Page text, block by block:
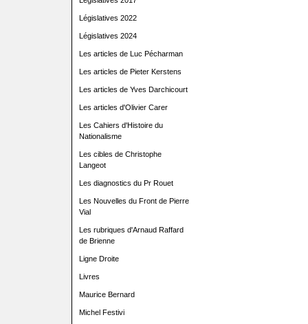
Législatives 2022
Législatives 2024
Les articles de Luc Pécharman
Les articles de Pieter Kerstens
Les articles de Yves Darchicourt
Les articles d'Olivier Carer
Les Cahiers d'Histoire du
Nationalisme
Les cibles de Christophe
Langeot
Les diagnostics du Pr Rouet
Les Nouvelles du Front de Pierre
Vial
Les rubriques d'Arnaud Raffard
de Brienne
Ligne Droite
Livres
Maurice Bernard
Michel Festivi